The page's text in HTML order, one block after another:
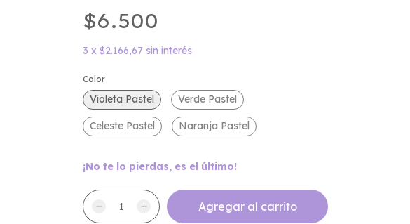
$6.500
3 x $2.166,67 sin interés
Color
Violeta Pastel Verde Pastel
Celeste Pastel Naranja Pastel
¡No te lo pierdas, es el último!